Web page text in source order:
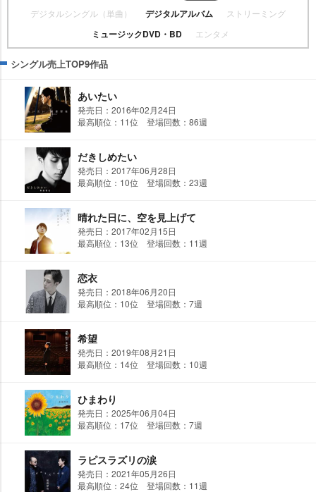
デジタルシングル（単曲） デジタルアルバム ストリーミング
ミュージックDVD・BD エンタメ
シングル売上TOP9作品
あいたい
発売日：2016年02月24日
最高順位：11位 登場回数：86週
だきしめたい
発売日：2017年06月28日
最高順位：10位 登場回数：23週
晴れた日に、空を見上げて
発売日：2017年02月15日
最高順位：13位 登場回数：11週
恋衣
発売日：2018年06月20日
最高順位：10位 登場回数：7週
希望
発売日：2019年08月21日
最高順位：14位 登場回数：10週
ひまわり
発売日：2025年06月04日
最高順位：17位 登場回数：7週
ラピスラズリの涙
発売日：2021年05月26日
最高順位：24位 登場回数：11週